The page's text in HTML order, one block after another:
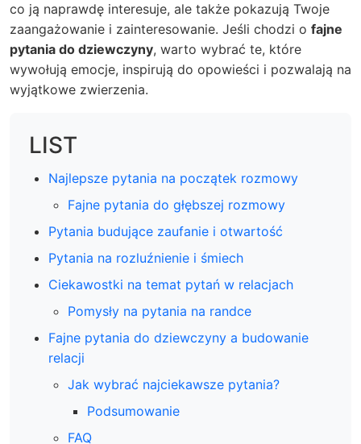
co ją naprawdę interesuje, ale także pokazują Twoje
zaangażowanie i zainteresowanie. Jeśli chodzi o fajne
pytania do dziewczyny, warto wybrać te, które
wywołują emocje, inspirują do opowieści i pozwalają na
wyjątkowe zwierzenia.
LIST
Najlepsze pytania na początek rozmowy
Fajne pytania do głębszej rozmowy
Pytania budujące zaufanie i otwartość
Pytania na rozluźnienie i śmiech
Ciekawostki na temat pytań w relacjach
Pomysły na pytania na randce
Fajne pytania do dziewczyny a budowanie
relacji
Jak wybrać najciekawsze pytania?
Podsumowanie
FAQ